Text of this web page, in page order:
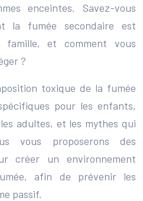
enceintes. Savez-vous
la fumée secondaire est
famille, et comment vous
?
toxique de la fumée
pour les enfants,
adultes, et les mythes qui
vous proposerons des
créer un environnement
afin de prévenir les
passif.